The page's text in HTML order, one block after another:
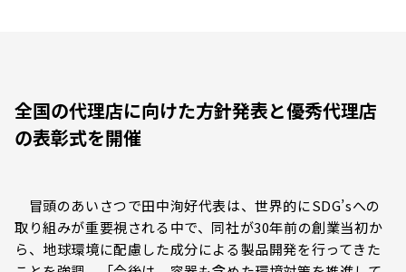
全国の代理店に向けた方針発表と優秀代理店
の表彰式を開催
冒頭のあいさつで田中洵好代表は、世界的にSDG’sへの
取り組みが重要視される中で、同社が30年前の創業当初か
ら、地球環境に配慮した成分による製品開発を行ってきた